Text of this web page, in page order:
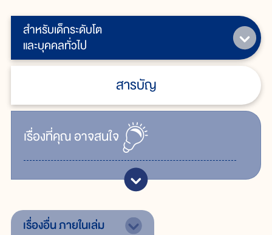
สำหรับเด็กระดับโต
และบุคคลทั่วไป
สารบัญ
เรื่ิองที่คุณอาจสนใจ
เรื่องอื่นภายในเล่ม